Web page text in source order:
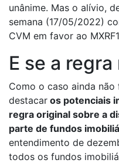
unânime. Mas o alívio,
semana (17/05/2022)
CVM em favor ao
E se a
Como o caso ainda
destacar os potenciais
regra original sobre a
parte de fundos
entendimento de
todos os fundos